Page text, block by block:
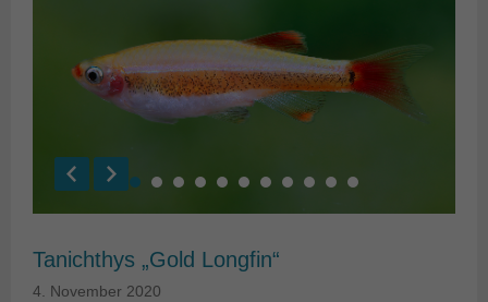
Tanichthys „Gold Longfin“
4. November 2020